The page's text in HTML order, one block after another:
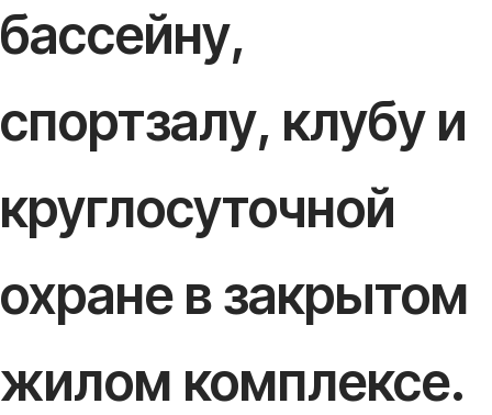
бассейну,
спортзалу, клубу и
круглосуточной
охране в закрытом
жилом комплексе.